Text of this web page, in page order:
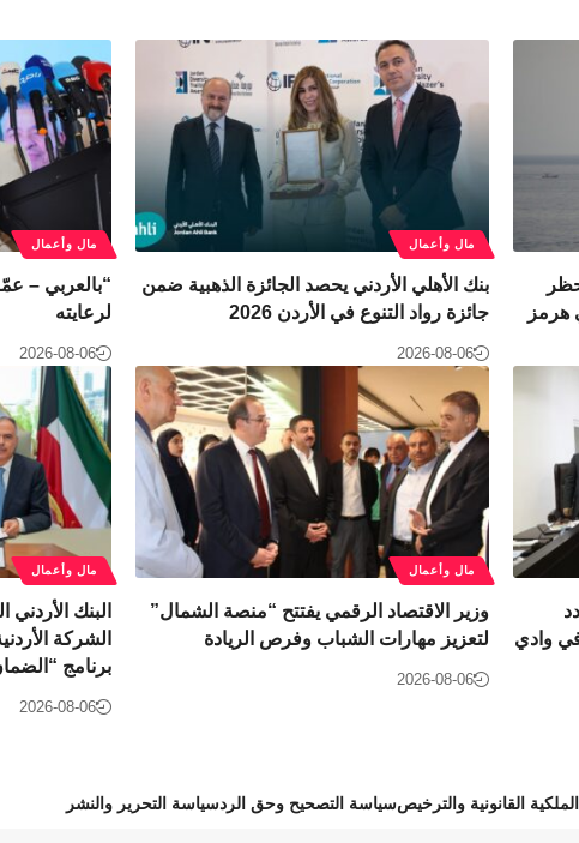
حظر
هرمز
مال وأعمال
بنك الأهلي الأردني يحصد الجائزة الذهبية ضمن
جائزة رواد التنوع في الأردن 2026
2026-08-06
مال وأعمال
“بالعربي –
لرعايته
2026-08-06
في وادي
مال وأعمال
وزير الاقتصاد الرقمي يفتتح “منصة الشمال”
لتعزيز مهارات الشباب وفرص الريادة
2026-08-06
مال وأعمال
البنك
الشركة
برنامج
2026-08-06
الملكية القانونية والترخيصسياسة التصحيح وحق الردسياسة التحرير والنشر